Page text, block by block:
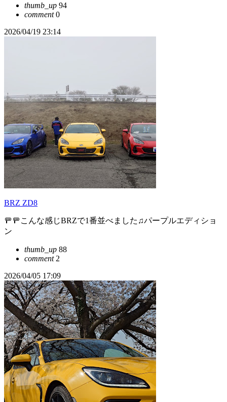
thumb_up 94
comment0
2026/04/19 23:14
BRZ ZD8
🚥🚥こんな感じBRZで1番並べました♫パープルエディショ
ン
thumb_up 88
comment2
2026/04/05 17:09